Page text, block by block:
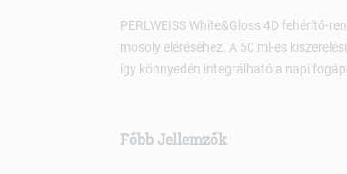
PERLWEISS White&Gloss 4D fehérítő-
mosoly eléréséhez. A 50 ml-es
így könnyedén integrálható a napi
Főbb Jellemzők